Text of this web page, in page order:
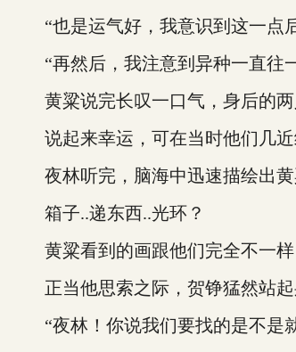
“也是运气好，我意识到这一点后
“再然后，我注意到异种一直往一
黄粱说完长叹一口气，身后的两
说起来幸运，可在当时他们几近
夜林听完，脑海中迅速描绘出黄
箱子..递东西..光环？
黄粱看到的画跟他们完全不一样
正当他思索之际，贺铮猛然站起
“夜林！你说我们要找的是不是就